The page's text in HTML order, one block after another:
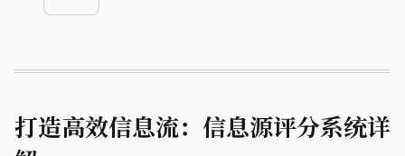
打造高效信息流：信息源评分系统详